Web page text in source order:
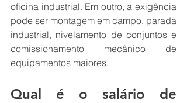
oficina industrial. Em outro, a exigência
pode ser montagem em campo, parada
industrial, nivelamento de conjuntos e
comissionamento mecânico de
equipamentos maiores.
Qual é o salário de